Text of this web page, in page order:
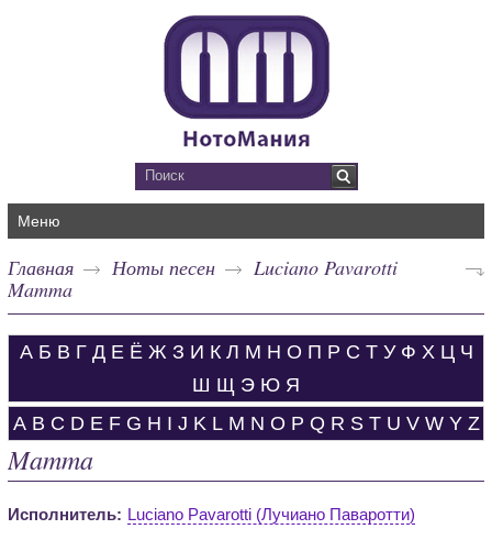
Меню
Главная Ноты песен
Luciano Pavarotti
Mamma
А Б В Г Д Е Ё Ж З И К Л М Н О П Р С Т У Ф Х Ц Ч
Ш Щ Э Ю Я
A B C D E F G H I J K L M N O P Q R S T U V W Y Z
Mamma
Исполнитель: Luciano Pavarotti (Лучиано Паваротти)